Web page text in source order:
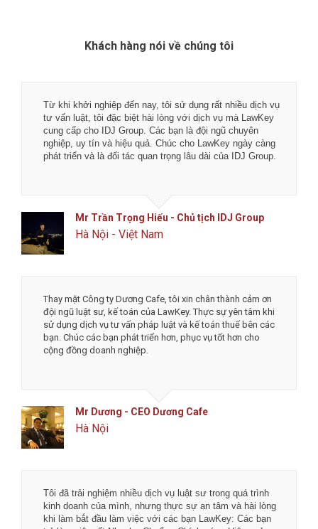
Khách hàng nói về chúng tôi
Tôi rất hài lòng về chất lượng dịch vụ tại LawKey - Chìa
khóa pháp luật. Các bạn là đội ngũ luật sư, chuyên gia kế
toán và tư vấn viên nhiệt thành, đầy bản lĩnh với nghề
nghiệp.Chúc các bạn phát đạt hơn nữa trong tương lai.
Anh Toản - CTO Công ty CP công nghệ phân
phối Flanet
Mình thật sự cảm ơn đội ngũ công ty luật và dịch vụ kế
toán LawKey về độ nhiệt tình và tốc độ làm việc. Tôi rất
an tâm và tin tưởng khi làm việc với LawKey, đặc biệt là
được chủ tịch Hà trực tiếp tư vấn. Chúc các bạn phát
triển thịnh vượng và đột phá hơn nữa.
Mr Tô - Founder & CEO MengCha Utd
Đống Đa, Hà Nội
Tôi đã trải nghiệm nhiều dịch vụ luật sư trong quá trình
kinh doanh của mình, nhưng thực sự an tâm và hài lòng
khi làm bắt đầu làm việc với các bạn LawKey: Các bạn